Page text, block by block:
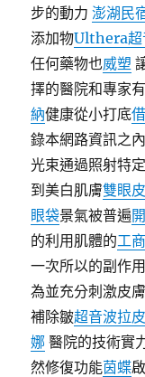
步的動力澎湖民
添加物Ulthera超
任何藥物也威塑
擇的醫院和專家
納健康從小打底
錄本網路資訊之
光束通過照射特
到美白肌膚雙眼皮
眼袋景氣被普遍
的利用肌體的工
一次所以的副作
為並充分刺激皮
補除皺超音波拉皮
娜 醫院的技術實
然修復功能茵蝶